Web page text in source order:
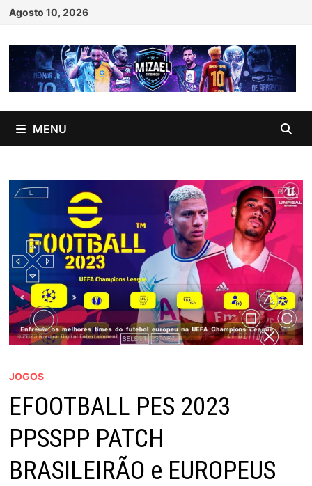
Skip
content
Agosto 10, 2026
MENU
JOGOS
EFOOTBALL PES 2023
PPSSPP PATCH
BRASILEIRÃO e EUROPEUS